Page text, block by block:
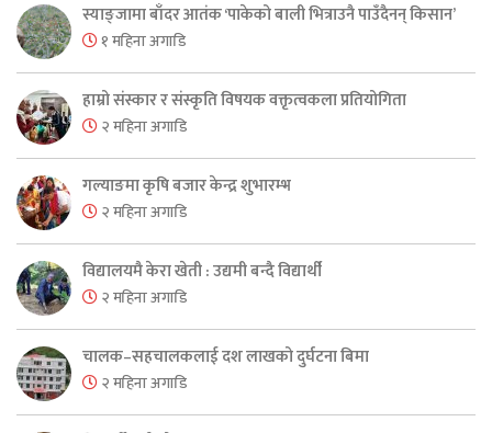
स्याङ्जामा बाँदर आतंक ‘पाकेको बाली भित्राउनै पाउँदैनन् किसान’
१ महिना अगाडि
हाम्रो संस्कार र संस्कृति विषयक वक्तृत्वकला प्रतियोगिता
२ महिना अगाडि
गल्याङमा कृषि बजार केन्द्र शुभारम्भ
२ महिना अगाडि
विद्यालयमै केरा खेती : उद्यमी बन्दै विद्यार्थी
२ महिना अगाडि
चालक–सहचालकलाई दश लाखको दुर्घटना बिमा
२ महिना अगाडि